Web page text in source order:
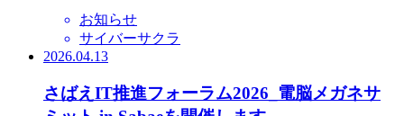
お知らせ
サイバーサクラ
2026.04.13
さばえIT推進フォーラム2026_電脳メガネサ